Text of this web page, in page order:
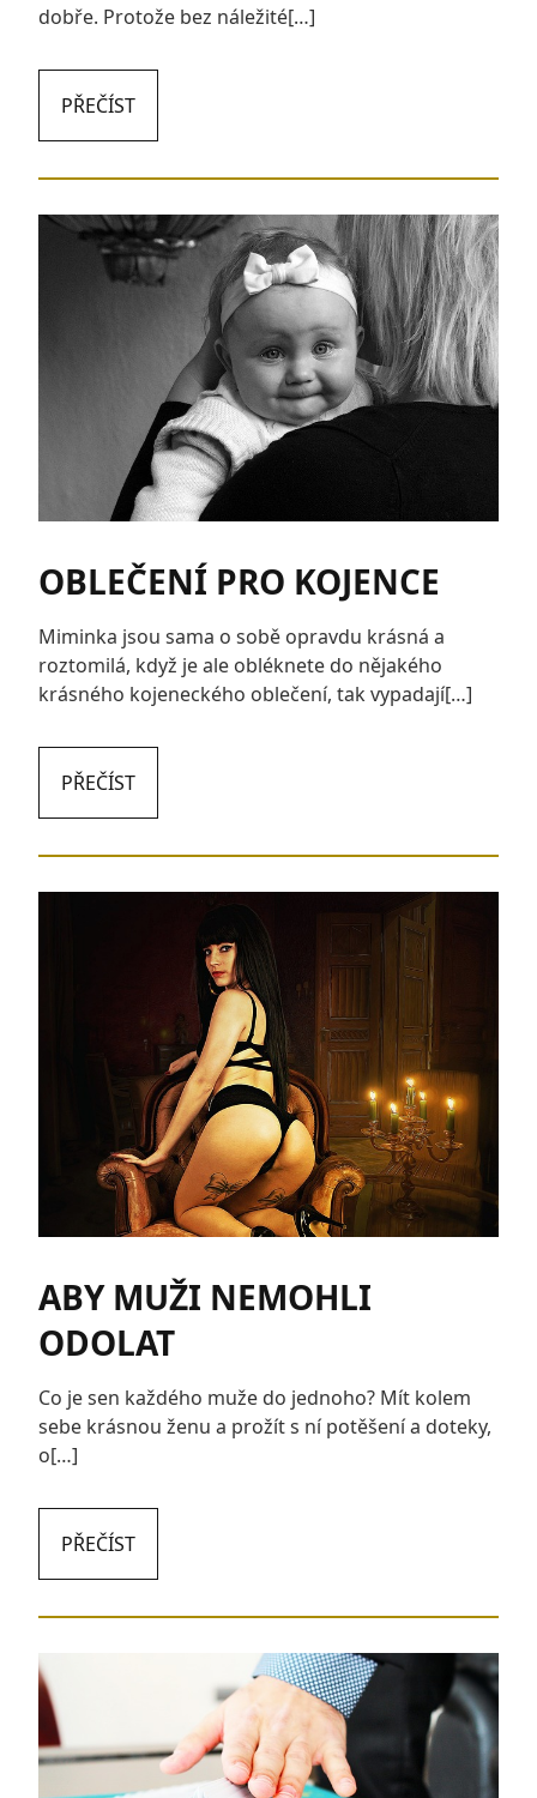
dobře. Protože bez náležité[…]
PŘEČÍST
OBLEČENÍ PRO KOJENCE
Miminka jsou sama o sobě opravdu krásná a
roztomilá, když je ale obléknete do nějakého
krásného kojeneckého oblečení, tak vypadají[…]
PŘEČÍST
ABY MUŽI NEMOHLI
ODOLAT
Co je sen každého muže do jednoho? Mít kolem
sebe krásnou ženu a prožít s ní potěšení a doteky,
o[…]
PŘEČÍST